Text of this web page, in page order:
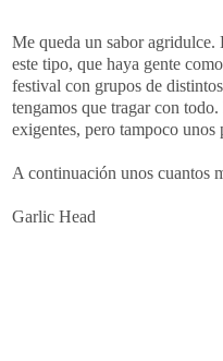
Me queda un sabor agridulce.
este tipo, que haya gente
festival con grupos de
tengamos que tragar con
exigentes, pero tampoco unos
A continuación unos cuantos
Garlic Head